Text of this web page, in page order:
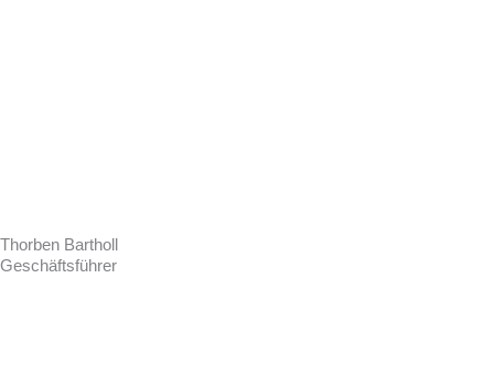
Thorben Bartholl
Geschäftsführer